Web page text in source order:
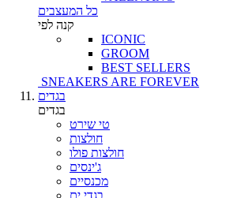
כל המעצבים
קנה לפי
ICONIC
GROOM
BEST SELLERS
SNEAKERS ARE FOREVER
בגדים
בגדים
טי שירט
חולצות
חולצות פולו
ג'ינסים
מכנסיים
בגדי ים